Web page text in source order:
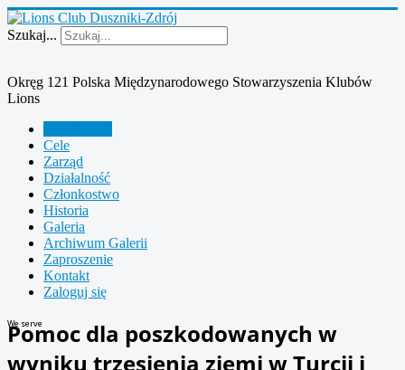
Szukaj...
Okręg 121 Polska Międzynarodowego Stowarzyszenia Klubów
Lions
Cele
Zarząd
Działalność
Członkostwo
Historia
Galeria
Archiwum Galerii
Zaproszenie
Kontakt
Zaloguj się
We serve
Pomoc dla poszkodowanych w
wyniku trzęsienia ziemi w Turcji i